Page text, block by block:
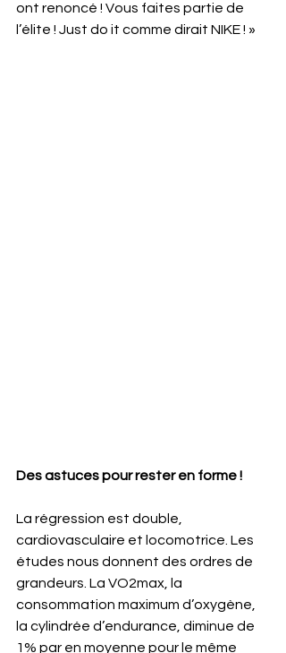
ont renoncé ! Vous faites partie de
l’élite ! Just do it comme dirait NIKE ! »
Des astuces pour rester en forme !
La régression est double,
cardiovasculaire et locomotrice. Les
études nous donnent des ordres de
grandeurs. La VO2max, la
consommation maximum d’oxygène,
la cylindrée d’endurance, diminue de
1% par en moyenne pour le même